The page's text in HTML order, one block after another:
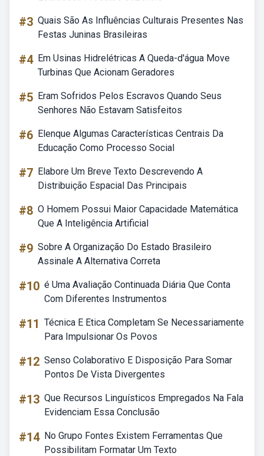
#3 Quais São As Influências Culturais Presentes Nas
Festas Juninas Brasileiras
#4 Em Usinas Hidrelétricas A Queda-d'água Move
Turbinas Que Acionam Geradores
#5 Eram Sofridos Pelos Escravos Quando Seus
Senhores Não Estavam Satisfeitos
#6 Elenque Algumas Características Centrais Da
Educação Como Processo Social
#7 Elabore Um Breve Texto Descrevendo A
Distribuição Espacial Das Principais
#8 O Homem Possui Maior Capacidade Matemática
Que A Inteligência Artificial
#9 Sobre A Organização Do Estado Brasileiro
Assinale A Alternativa Correta
#10 é Uma Avaliação Continuada Diária Que Conta
Com Diferentes Instrumentos
#11 Técnica E Etica Completam Se Necessariamente
Para Impulsionar Os Povos
#12 Senso Colaborativo E Disposição Para Somar
Pontos De Vista Divergentes
#13 Que Recursos Linguísticos Empregados Na Fala
Evidenciam Essa Conclusão
#14 No Grupo Fontes Existem Ferramentas Que
Possibilitam Formatar Um Texto